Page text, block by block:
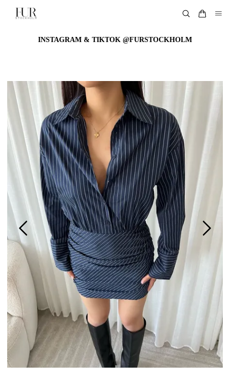
INSTAGRAM & TIKTOK @FURSTOCKHOLM